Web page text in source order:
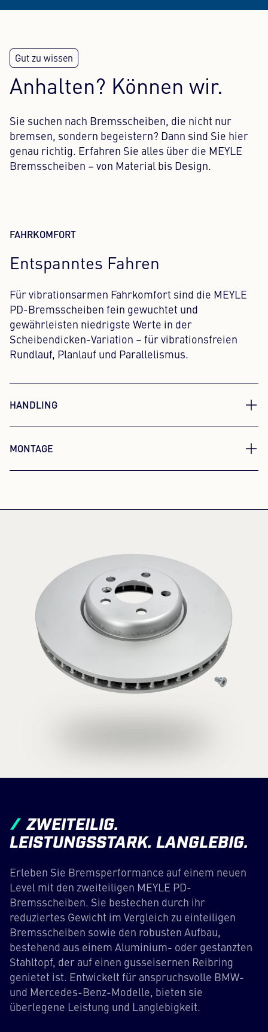
Anhalten? Können wir.
Sie suchen nach Bremsscheiben, die nicht nur
bremsen, sondern begeistern? Dann sind Sie hier
genau richtig. Erfahren Sie alles über die MEYLE
Bremsscheiben – von Material bis Design.
FAHRKOMFORT
Entspanntes Fahren
Für vibrationsarmen Fahrkomfort sind die MEYLE
PD-Bremsscheiben fein gewuchtet und
gewährleisten niedrigste Werte in der
Scheibendicken-Variation – für vibrationsfreien
Rundlauf, Planlauf und Parallelismus.
HANDLING
kontrolliertes Bremsen – in jeder Situation.
MONTAGE
Effizient, praktisch, MEYLE: Unsere PD-
Modellen besonders schnell und mühelos
montieren.
ZWEITEILIG.
LEISTUNGSSTARK. LANGLEBIG.
Erleben Sie Bremsperformance auf einem neuen
Level mit den zweiteiligen MEYLE PD-
Bremsscheiben. Sie bestechen durch ihr
reduziertes Gewicht im Vergleich zu einteiligen
Bremsscheiben sowie den robusten Aufbau,
bestehend aus einem Aluminium- oder gestanzten
Stahltopf, der auf einen gusseisernen Reibring
genietet ist. Entwickelt für anspruchsvolle BMW-
und Mercedes-Benz-Modelle, bieten sie
überlegene Leistung und Langlebigkeit.